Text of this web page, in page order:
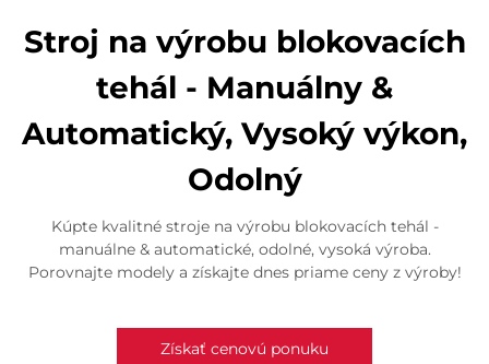
Stroj na výrobu blokovacích
tehál - Manuálny &
Automatický, Vysoký výkon,
Odolný
Kúpte kvalitné stroje na výrobu blokovacích tehál -
manuálne & automatické, odolné, vysoká výroba.
Porovnajte modely a získajte dnes priame ceny z výroby!
Získať cenovú ponuku